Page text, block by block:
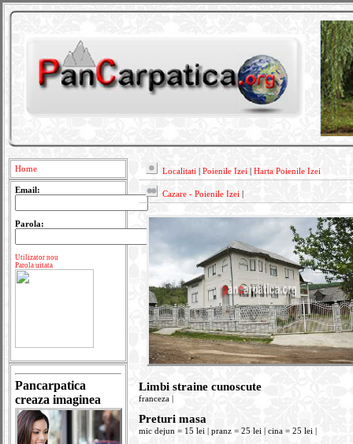
Home
Email:
Parola:
Utilizator nou
Parola uitata
Pancarpatica
creaza imaginea
Localitati Poienile Izei Harta Poienile Izei
Cazare - Poienile Izei
Limbi straine cunoscute
franceza |
Preturi masa
mic dejun = 15 lei | pranz = 25 lei | cina = 25 lei |